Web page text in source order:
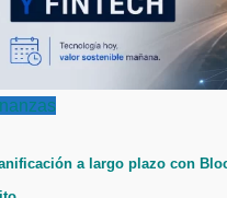
a largo plazo con